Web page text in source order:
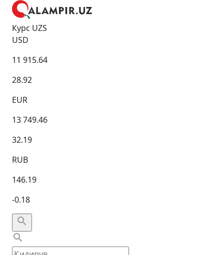
Курс UZS
USD
11 915.64
28.92
EUR
13 749.46
32.19
RUB
146.19
-0.18